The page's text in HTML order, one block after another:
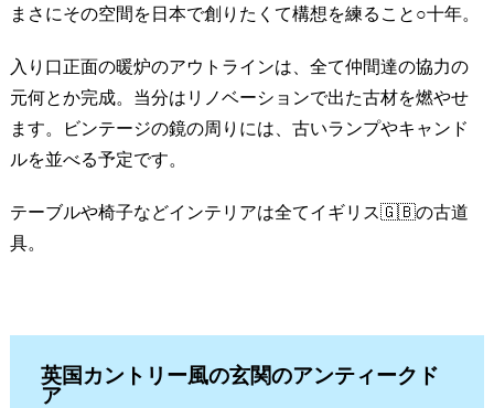
まさにその空間を日本で創りたくて構想を練ること○十年。
入り口正面の暖炉のアウトラインは、全て仲間達の協力の
元何とか完成。当分はリノベーションで出た古材を燃やせ
ます。ビンテージの鏡の周りには、古いランプやキャンド
ルを並べる予定です。
テーブルや椅子などインテリアは全てイギリス🇬🇧の古道
具。
英国カントリー風の玄関のアンティークド
ア